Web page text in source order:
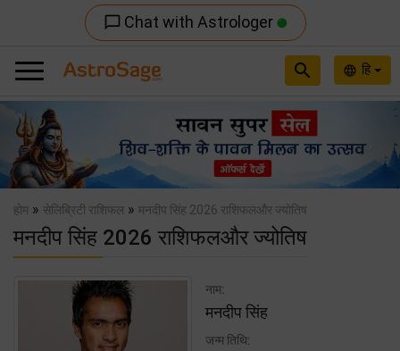
chat_bubble_outline Chat with Astrologer
language हि
search
Previous
होम » सेलिब्रिटी राशिफल » मनदीप सिंह 2026 राशिफलऔर ज्योतिष
मनदीप सिंह 2026 राशिफलऔर ज्योतिष
नाम:
मनदीप सिंह
जन्म तिथि: